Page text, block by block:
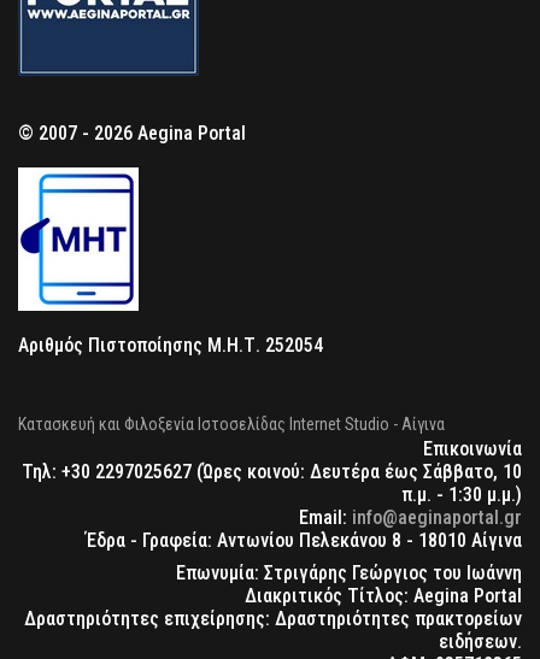
© 2007 - 2026 Aegina Portal
Αριθμός Πιστοποίησης Μ.Η.Τ. 252054
Κατασκευή και Φιλοξενία Ιστοσελίδας Internet Studio - Αίγινα
Επικοινωνία
Τηλ: +30 2297025627 (Ώρες κοινού: Δευτέρα έως Σάββατο, 10
π.μ. - 1:30 μ.μ.)
Email: info@aeginaportal.gr
Έδρα - Γραφεία: Αντωνίου Πελεκάνου 8 - 18010 Αίγινα
Επωνυμία: Στριγάρης Γεώργιος του Ιωάννη
Διακριτικός Τίτλος: Aegina Portal
Δραστηριότητες επιχείρησης: Δραστηριότητες πρακτορείων
ειδήσεων.